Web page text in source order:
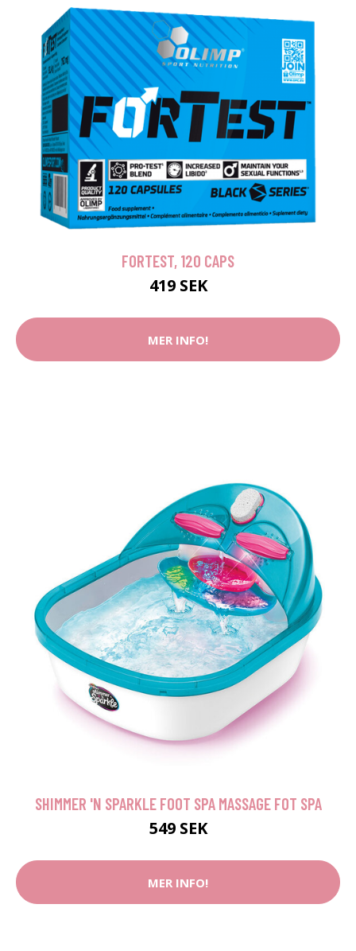
FORTEST, 120 CAPS
419 SEK
MER INFO!
SHIMMER 'N SPARKLE FOOT SPA MASSAGE FOT SPA
549 SEK
MER INFO!